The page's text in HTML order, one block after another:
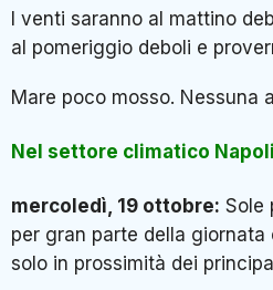
I venti saranno al mattino
al pomeriggio deboli e
Mare poco mosso. Nessuna
Nel settore climatico
mercoledì, 19 ottobre: Sole
per gran parte della
solo in prossimità dei